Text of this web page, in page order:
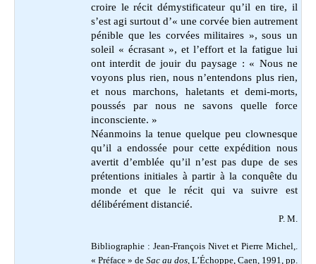
croire le récit démystificateur qu’il en tire, il
s’est agi surtout d’« une corvée bien autrement
pénible que les corvées militaires », sous un
soleil « écrasant », et l’effort et la fatigue lui
ont interdit de jouir du paysage : « Nous ne
voyons plus rien, nous n’entendons plus rien,
et nous marchons, haletants et demi-morts,
poussés par nous ne savons quelle force
inconsciente. »
Néanmoins la tenue quelque peu clownesque
qu’il a endossée pour cette expédition nous
avertit d’emblée qu’il n’est pas dupe de ses
prétentions initiales à partir à la conquête du
monde et que le récit qui va suivre est
délibérément distancié.
P. M.
Bibliographie : Jean-François Nivet et Pierre Michel,.
« Préface » de Sac au dos, L’Échoppe, Caen, 1991, pp.